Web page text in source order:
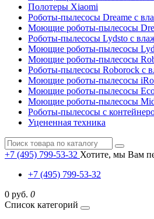
Полотеры Xiaomi
Роботы-пылесосы Dreame с
Моющие роботы-пылесосы
Роботы-пылесосы Lydsto с
Моющие роботы-пылесосы
Моющие роботы-пылесосы
Роботы-пылесосы Roborock с
Моющие роботы-пылесосы
Моющие роботы-пылесосы
Моющие роботы-пылесосы
Роботы-пылесосы с
Уцененная техника
+7 (495) 799-53-32 Хотите, мы Вам
+7 (495) 799-53-32
0 руб. 0
Список категорий